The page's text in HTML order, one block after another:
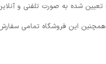
شده به صورت تلفنی و
این فروشگاه تمامی